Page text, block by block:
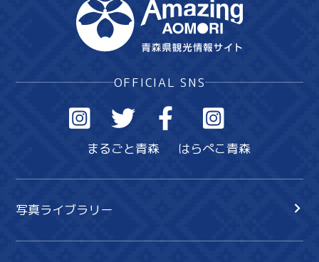
OFFICIAL SNS
まるごと青森 はらぺこ青森
写真ライブラリー